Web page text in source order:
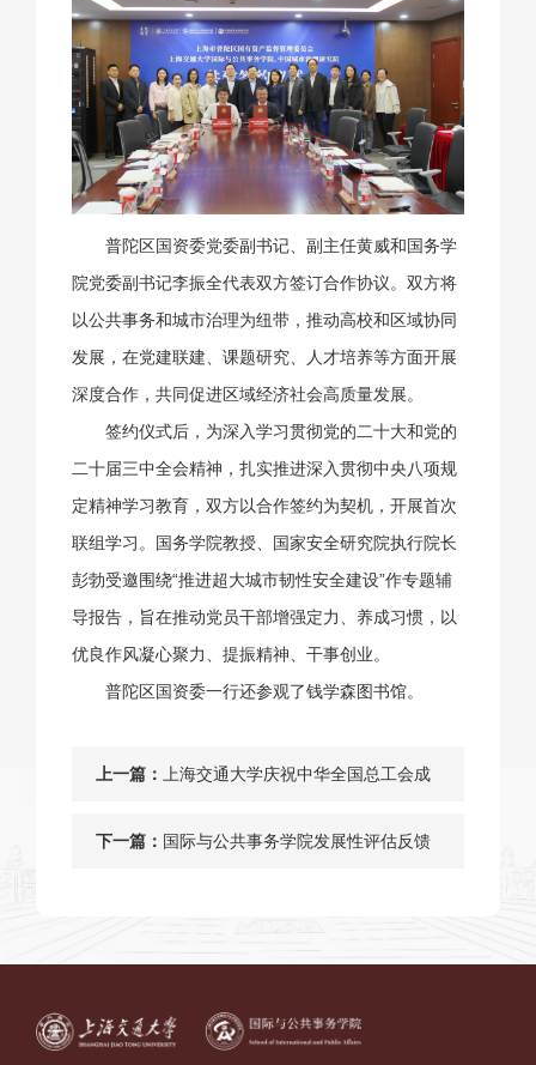
普陀区国资委党委副书记、副主任黄威和国务学
院党委副书记李振全代表双方签订合作协议。双方将
以公共事务和城市治理为纽带，推动高校和区域协同
发展，在党建联建、课题研究、人才培养等方面开展
深度合作，共同促进区域经济社会高质量发展。
签约仪式后，为深入学习贯彻党的二十大和党的
二十届三中全会精神，扎实推进深入贯彻中央八项规
定精神学习教育，双方以合作签约为契机，开展首次
联组学习。国务学院教授、国家安全研究院执行院长
彭勃受邀围绕“推进超大城市韧性安全建设”作专题辅
导报告，旨在推动党员干部增强定力、养成习惯，以
优良作风凝心聚力、提振精神、干事创业。
普陀区国资委一行还参观了钱学森图书馆。
上一篇： 上海交通大学庆祝中华全国总工会成
立100周年暨劳模先进座谈会隆重举
下一篇： 国际与公共事务学院发展性评估反馈